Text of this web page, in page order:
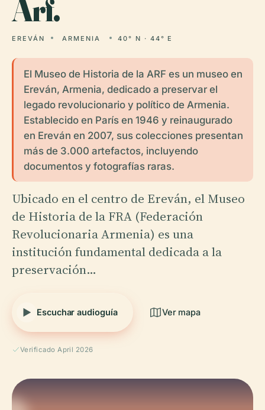
Arf.
EREVÁN ARMENIA 40° N · 44° E
El Museo de Historia de la ARF es un museo en
Ereván, Armenia, dedicado a preservar el
legado revolucionario y político de Armenia.
Establecido en París en 1946 y reinaugurado
en Ereván en 2007, sus colecciones presentan
más de 3.000 artefactos, incluyendo
documentos y fotografías raras.
Ubicado en el centro de Ereván, el Museo
de Historia de la FRA (Federación
Revolucionaria Armenia) es una
institución fundamental dedicada a la
preservación…
Escuchar audioguía Ver mapa
Verificado April 2026